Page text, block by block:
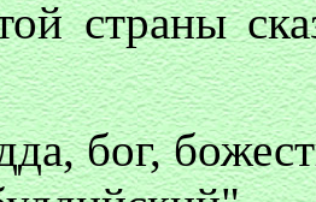
страны
бог,